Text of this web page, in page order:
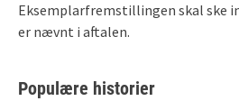
Eksemplarfremstillingen skal ske
er nævnt i aftalen.
Populære historier